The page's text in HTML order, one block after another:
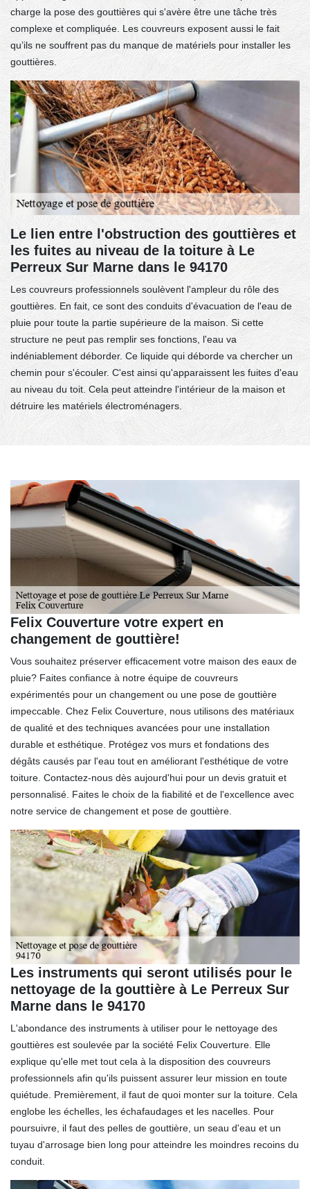
charge la pose des gouttières qui s'avère être une tâche très
complexe et compliquée. Les couvreurs exposent aussi le fait
qu’ils ne souffrent pas du manque de matériels pour installer les
gouttières.
Le lien entre l'obstruction des gouttières et
les fuites au niveau de la toiture à Le
Perreux Sur Marne dans le 94170
Les couvreurs professionnels soulèvent l'ampleur du rôle des
gouttières. En fait, ce sont des conduits d'évacuation de l'eau de
pluie pour toute la partie supérieure de la maison. Si cette
structure ne peut pas remplir ses fonctions, l'eau va
indéniablement déborder. Ce liquide qui déborde va chercher un
chemin pour s'écouler. C'est ainsi qu'apparaissent les fuites d'eau
au niveau du toit. Cela peut atteindre l'intérieur de la maison et
détruire les matériels électroménagers.
Felix Couverture votre expert en
changement de gouttière!
Vous souhaitez préserver efficacement votre maison des eaux de
pluie? Faites confiance à notre équipe de couvreurs
expérimentés pour un changement ou une pose de gouttière
impeccable. Chez Felix Couverture, nous utilisons des matériaux
de qualité et des techniques avancées pour une installation
durable et esthétique. Protégez vos murs et fondations des
dégâts causés par l'eau tout en améliorant l'esthétique de votre
toiture. Contactez-nous dès aujourd'hui pour un devis gratuit et
personnalisé. Faites le choix de la fiabilité et de l'excellence avec
notre service de changement et pose de gouttière.
Les instruments qui seront utilisés pour le
nettoyage de la gouttière à Le Perreux Sur
Marne dans le 94170
L'abondance des instruments à utiliser pour le nettoyage des
gouttières est soulevée par la société Felix Couverture. Elle
explique qu'elle met tout cela à la disposition des couvreurs
professionnels afin qu'ils puissent assurer leur mission en toute
quiétude. Premièrement, il faut de quoi monter sur la toiture. Cela
englobe les échelles, les échafaudages et les nacelles. Pour
poursuivre, il faut des pelles de gouttière, un seau d'eau et un
tuyau d'arrosage bien long pour atteindre les moindres recoins du
conduit.